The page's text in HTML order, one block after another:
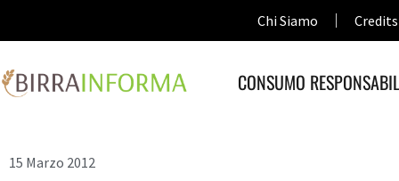
Chi Siamo Credits
CONSUMO
15 Marzo 2012